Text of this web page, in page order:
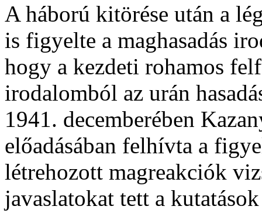
A háború kitörése után a
is figyelte a maghasadás
hogy a kezdeti rohamos
irodalomból az urán
1941. decemberében
előadásában felhívta a
létrehozott magreakciók
javaslatokat tett a